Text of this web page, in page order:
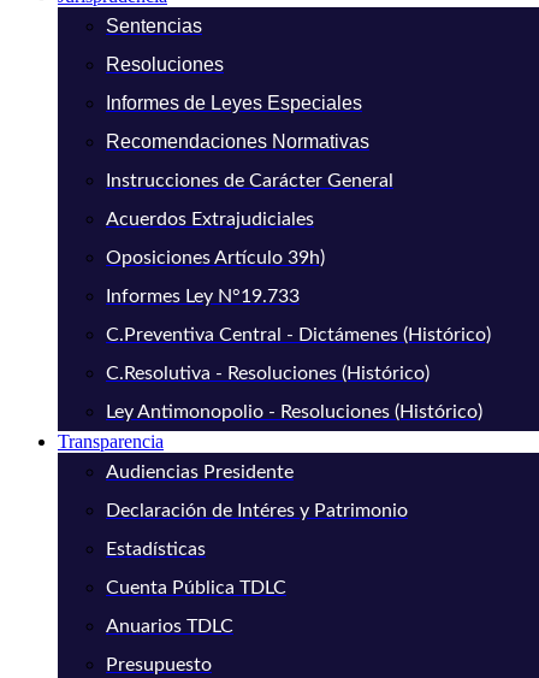
Sentencias
Resoluciones
Informes de Leyes Especiales
Recomendaciones Normativas
Instrucciones de Carácter General
Acuerdos Extrajudiciales
Oposiciones Artículo 39h)
Informes Ley N°19.733
C.Preventiva Central - Dictámenes (Histórico)
C.Resolutiva - Resoluciones (Histórico)
Ley Antimonopolio - Resoluciones (Histórico)
Transparencia
Audiencias Presidente
Declaración de Intéres y Patrimonio
Estadísticas
Cuenta Pública TDLC
Anuarios TDLC
Presupuesto